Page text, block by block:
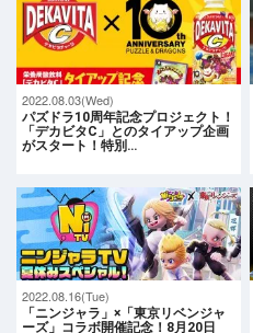
2022.08.03(Wed)
パズドラ10周年記念プロジェクト！
「デカビタC」とのタイアップ企画
がスタート！特別…
2022.08.16(Tue)
「ニンジャラ」×「東京リベンジャ
ーズ」コラボ開催記念！8月20日